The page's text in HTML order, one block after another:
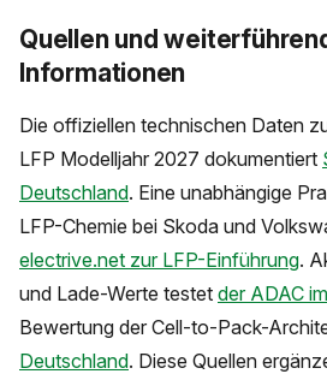
Quellen und
Informationen
Die offiziellen technischen Daten
LFP Modelljahr 2027 dokumentiert
Deutschland. Eine unabhängige
LFP-Chemie bei Skoda und
electrive.net zur LFP-Einführung.
und Lade-Werte testet der ADAC
Bewertung der Cell-to-Pack-
Deutschland. Diese Quellen